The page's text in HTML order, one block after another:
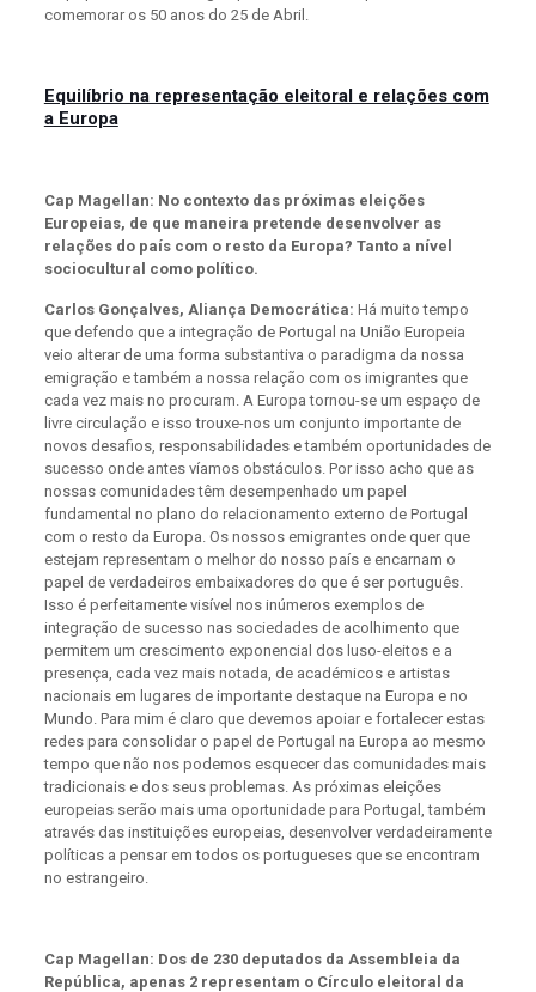
comemorar os 50 anos do 25 de Abril.
Equilíbrio na representação eleitoral e relações com
a Europa
Cap Magellan: No contexto das próximas eleições
Europeias, de que maneira pretende desenvolver as
relações do país com o resto da Europa? Tanto a nível
sociocultural como político.
Carlos Gonçalves, Aliança Democrática: Há muito tempo
que defendo que a integração de Portugal na União Europeia
veio alterar de uma forma substantiva o paradigma da nossa
emigração e também a nossa relação com os imigrantes que
cada vez mais no procuram. A Europa tornou-se um espaço de
livre circulação e isso trouxe-nos um conjunto importante de
novos desafios, responsabilidades e também oportunidades de
sucesso onde antes víamos obstáculos. Por isso acho que as
nossas comunidades têm desempenhado um papel
fundamental no plano do relacionamento externo de Portugal
com o resto da Europa. Os nossos emigrantes onde quer que
estejam representam o melhor do nosso país e encarnam o
papel de verdadeiros embaixadores do que é ser português.
Isso é perfeitamente visível nos inúmeros exemplos de
integração de sucesso nas sociedades de acolhimento que
permitem um crescimento exponencial dos luso-eleitos e a
presença, cada vez mais notada, de académicos e artistas
nacionais em lugares de importante destaque na Europa e no
Mundo. Para mim é claro que devemos apoiar e fortalecer estas
redes para consolidar o papel de Portugal na Europa ao mesmo
tempo que não nos podemos esquecer das comunidades mais
tradicionais e dos seus problemas. As próximas eleições
europeias serão mais uma oportunidade para Portugal, também
através das instituições europeias, desenvolver verdadeiramente
políticas a pensar em todos os portugueses que se encontram
no estrangeiro.
Cap Magellan: Dos de 230 deputados da Assembleia da
República, apenas 2 representam o Círculo eleitoral da